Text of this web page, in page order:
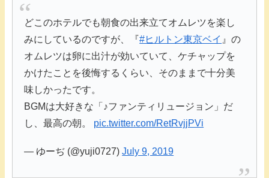
どこのホテルでも朝食の出来立てオムレツを楽し
みにしているのですが、『#ヒルトン東京ベイ 』の
オムレツは卵に出汁が効いていて、ケチャップを
かけたことを後悔するくらい、そのままで十分美
味しかったです。
BGMは大好きな「♪ファンティリュージョン」だ
し、最高の朝。 pic.twitter.com/RetRvjjPVi
— ゆーぢ (@yuji0727)July 9, 2019